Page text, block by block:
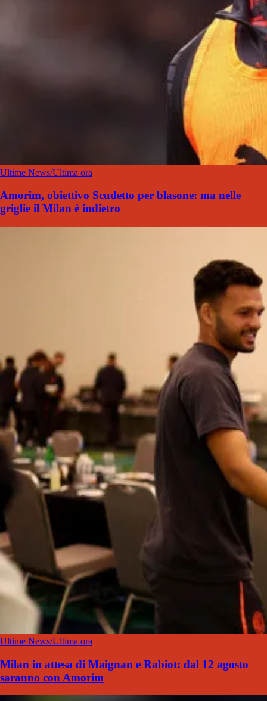
Ultime News/Ultima ora
Amorim, obiettivo Scudetto per blasone: ma nelle
griglie il Milan è indietro
Ultime News/Ultima ora
Milan in attesa di Maignan e Rabiot: dal 12 agosto
saranno con Amorim